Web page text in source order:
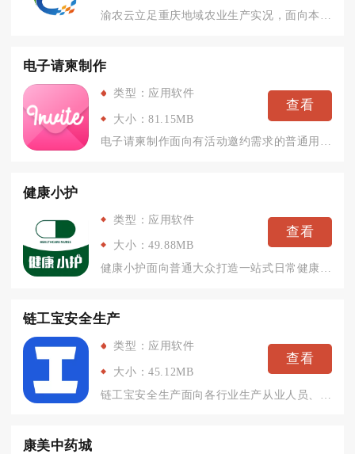
电子请柬制作
类型：应用软件
大小：81.15MB
查看
电子请柬制作面向有活动邀约需求的普通用户与活动策划人员，整合...
健康小护
类型：应用软件
大小：49.88MB
查看
链工宝安全生产
类型：应用软件
大小：45.12MB
查看
康美中药城